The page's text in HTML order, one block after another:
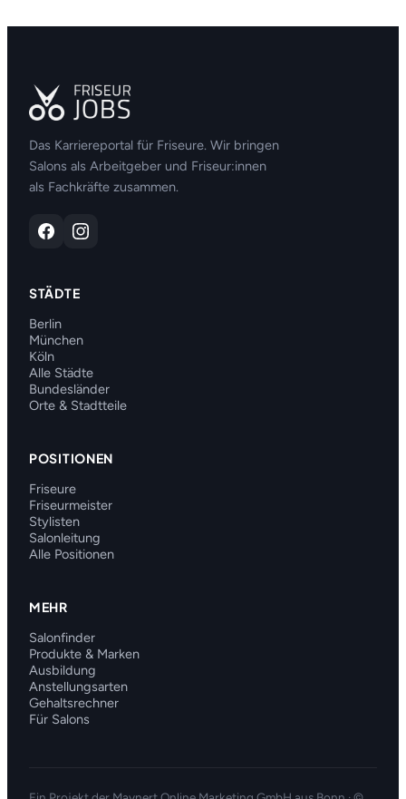
Das Karriereportal für Friseure. Wir bringen
Salons als Arbeitgeber und Friseur:innen
als Fachkräfte zusammen.
STÄDTE
Berlin
München
Köln
Alle Städte
Bundesländer
Orte & Stadtteile
POSITIONEN
Friseure
Friseurmeister
Stylisten
Salonleitung
Alle Positionen
MEHR
Salonfinder
Produkte & Marken
Ausbildung
Anstellungsarten
Gehaltsrechner
Für Salons